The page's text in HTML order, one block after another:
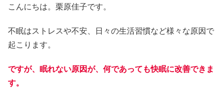
こんにちは。栗原佳子です。
不眠はストレスや不安、日々の生活習慣など様々な原因で
起こります。
ですが、眠れない原因が、何であっても快眠に改善できま
す。